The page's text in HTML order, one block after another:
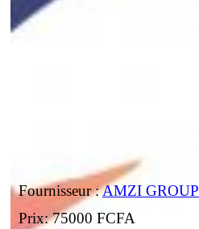
Fournisseur :AMZI GROUP
Prix: 75000 FCFA